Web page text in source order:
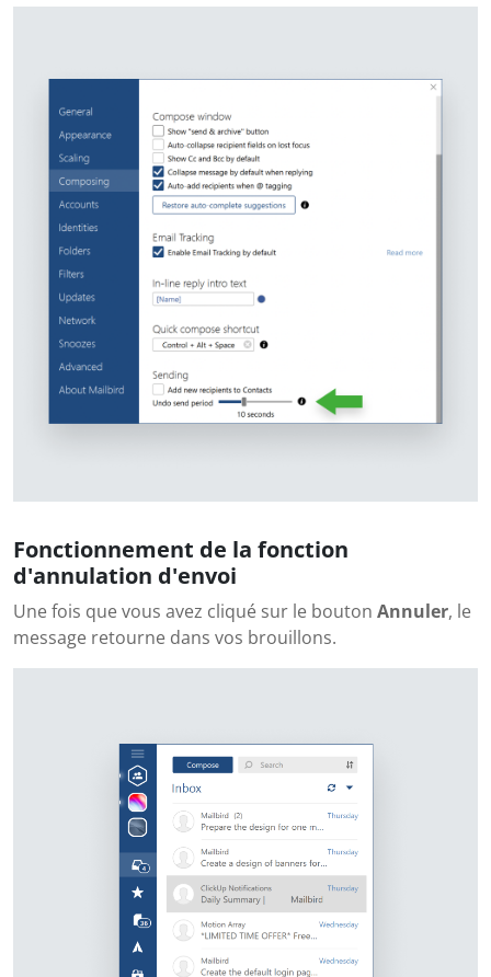
Fonctionnement de la fonction
d'annulation d'envoi
Une fois que vous avez cliqué sur le bouton Annuler, le
message retourne dans vos brouillons.